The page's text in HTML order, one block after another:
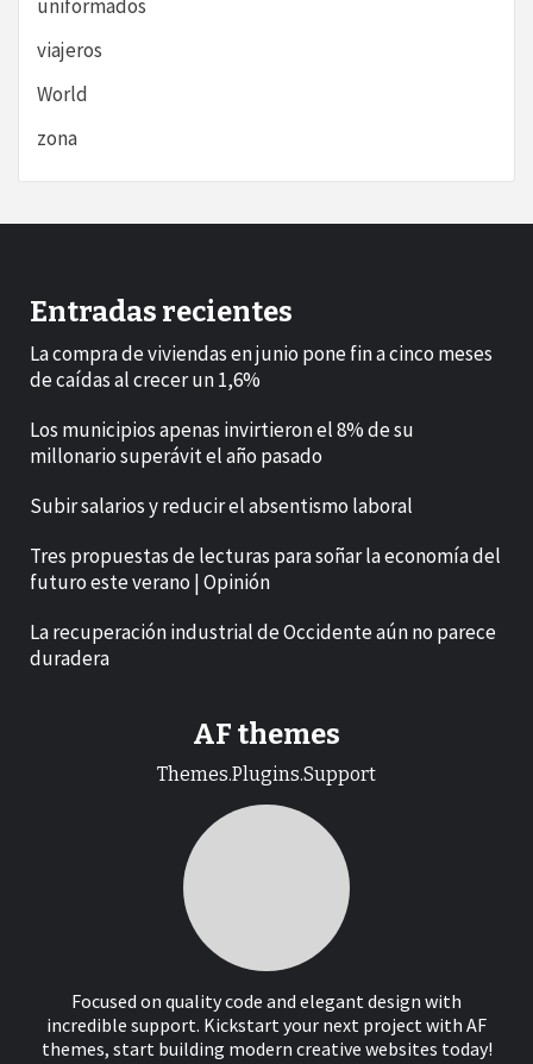
uniformados
viajeros
World
zona
Entradas recientes
La compra de viviendas en junio pone fin a cinco meses
de caídas al crecer un 1,6%
Los municipios apenas invirtieron el 8% de su
millonario superávit el año pasado
Subir salarios y reducir el absentismo laboral
Tres propuestas de lecturas para soñar la economía del
futuro este verano | Opinión
La recuperación industrial de Occidente aún no parece
duradera
AF themes
Themes.Plugins.Support
Focused on quality code and elegant design with
incredible support. Kickstart your next project with AF
themes, start building modern creative websites today!